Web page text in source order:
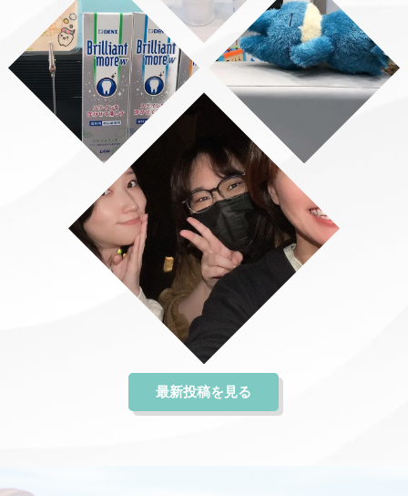
最新投稿を見る